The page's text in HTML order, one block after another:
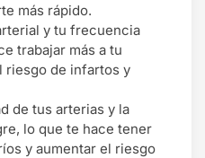
más rápido.
y tu frecuencia
trabajar más a tu
riesgo de infartos y
de tus arterias y la
lo que te hace tener
y aumentar el riesgo